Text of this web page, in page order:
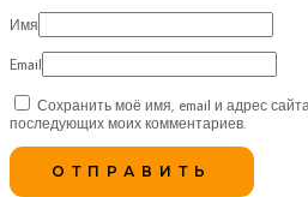
Имя
Email
Сохранить моё имя, email и адрес
последующих моих комментариев.